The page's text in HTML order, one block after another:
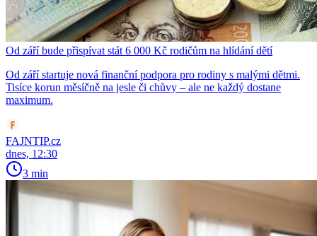
Od září bude přispívat stát 6 000 Kč rodičům na hlídání dětí
Od září startuje nová finanční podpora pro rodiny s malými dětmi.
Tisíce korun měsíčně na jesle či chůvy – ale ne každý dostane
maximum.
FAJNTIP.cz
dnes, 12:30
3 min